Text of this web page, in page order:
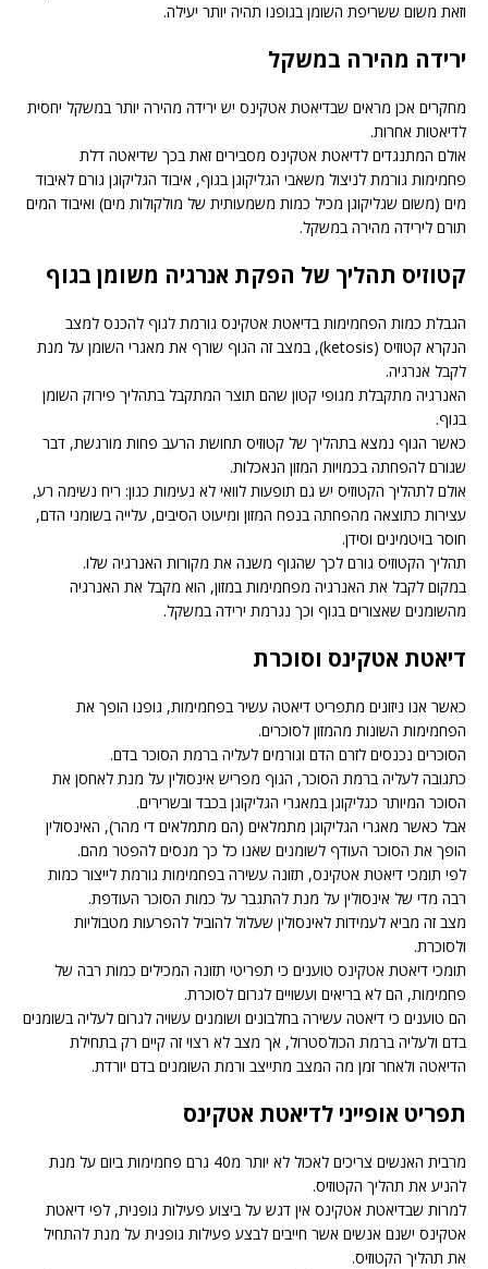
וזאת משום ששריפת השומן בגופנו תהיה יותר יעילה.
ירידה מהירה במשקל
מחקרים אכן מראים שבדיאטת אטקינס יש ירידה מהירה יותר במשקל יחסית
לדיאטות אחרות.
אולם המתנגדים לדיאטת אטקינס מסבירים זאת בכך שדיאטה דלת
פחמימות גורמת לניצול משאבי הגליקוגן בגוף, איבוד הגליקוגן גורם לאיבוד
מים (משום שגליקוגן מכיל כמות משמעותית של מולקולות מים) ואיבוד המים
תורם לירידה מהירה במשקל.
קטוזיס תהליך של הפקת אנרגיה משומן בגוף
הגבלת כמות הפחמימות בדיאטת אטקינס גורמת לגוף להכנס למצב
הנקרא קטוזיס (ketosis), במצב זה הגוף שורף את מאגרי השומן על מנת
לקבל אנרגיה.
האנרגיה מתקבלת מגופי קטון שהם תוצר המתקבל בתהליך פירוק השומן
בגוף.
כאשר הגוף נמצא בתהליך של קטוזיס תחושת הרעב פחות מורגשת, דבר
שגורם להפחתה בכמויות המזון הנאכלות.
אולם לתהליך הקטוזיס יש גם תופעות לוואי לא נעימות כגון: ריח נשימה רע,
עצירות כתוצאה מהפחתה בנפח המזון ומיעוט הסיבים, עלייה בשומני הדם,
חוסר בויטמינים וסידן.
תהליך הקטוזיס גורם לכך שהגוף משנה את מקורות האנרגיה שלו.
במקום לקבל את האנרגיה מפחמימות במזון, הוא מקבל את האנרגיה
מהשומנים שאצורים בגוף וכך נגרמת ירידה במשקל.
דיאטת אטקינס וסוכרת
כאשר אנו ניזונים מתפריט דיאטה עשיר בפחמימות, גופנו הופך את
הפחמימות השונות מהמזון לסוכרים.
הסוכרים נכנסים לזרם הדם וגורמים לעליה ברמת הסוכר בדם.
כתגובה לעליה ברמת הסוכר, הגוף מפריש אינסולין על מנת לאחסן את
הסוכר המיותר כגליקוגן במאגרי הגליקוגן בכבד ובשרירים.
אבל כאשר מאגרי הגליקוגן מתמלאים (הם מתמלאים די מהר), האינסולין
הופך את הסוכר העודף לשומנים שאנו כל כך מנסים להפטר מהם.
לפי תומכי דיאטת אטקינס, תזונה עשירה בפחמימות גורמת לייצור כמות
רבה מדי של אינסולין על מנת להתגבר על כמות הסוכר העודפת.
מצב זה מביא לעמידות לאינסולין שעלול להוביל להפרעות מטבוליות
ולסוכרת.
תומכי דיאטת אטקינס טוענים כי תפריטי תזונה המכילים כמות רבה של
פחמימות, הם לא בריאים ועשויים לגרום לסוכרת.
הם טוענים כי דיאטה עשירה בחלבונים ושומנים עשויה לגרום לעליה בשומנים
בדם ולעליה ברמת הכולסטרול, אך מצב לא רצוי זה קיים רק בתחילת
הדיאטה ולאחר זמן מה המצב מתייצב ורמת השומנים בדם יורדת.
תפריט אופייני לדיאטת אטקינס
מרבית האנשים צריכים לאכול לא יותר מ40 גרם פחמימות ביום על מנת
להניע את תהליך הקטוזיס.
למרות שבדיאטת אטקינס אין דגש על ביצוע פעילות גופנית, לפי דיאטת
אטקינס ישנם אנשים אשר חייבים לבצע פעילות גופנית על מנת להתחיל
את תהליך הקטוזיס.